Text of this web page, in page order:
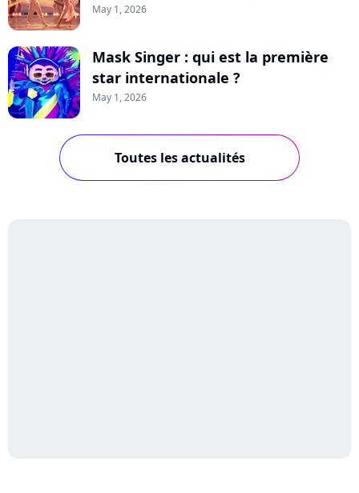
May 1, 2026
Mask Singer : qui est la première
star internationale ?
May 1, 2026
Toutes les actualités